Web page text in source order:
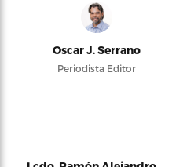
Oscar J. Serrano
Periodista Editor